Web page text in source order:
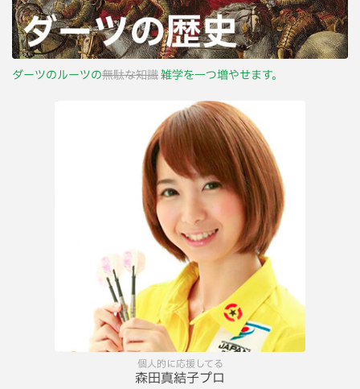
ダーツのルーツの無駄な知識雑学を一つ増やせます。
個人的に応援してる
森田真結子プロ